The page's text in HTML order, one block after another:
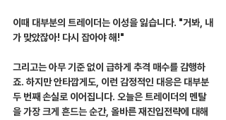
이때 대부분의 트레이더는 이성을 잃습니다. "거봐, 내
가 맞았잖아! 다시 잡아야 해!"
그리고는 아무 기준 없이 급하게 추격 매수를 감행하
죠. 하지만 안타깝게도, 이런 감정적인 대응은 대부분
두 번째 손실로 이어집니다. 오늘은 트레이더의 멘탈
을 가장 크게 흔드는 순간, 올바른 재진입전략에 대해